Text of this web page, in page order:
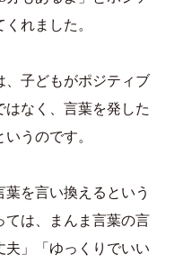
れました。
、子どもがポジティブ
なく、言葉を発した
うのです。
を言い換えるという
ては、まんま言葉の言
夫」「ゆっくりでいい